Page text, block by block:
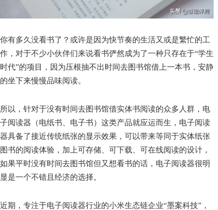
你有多久没看书了？或许是因为快节奏的生活又或是繁忙的工
作，对于不少小伙伴们来说看书俨然成为了一种只存在于“学生
时代”的项目，因为压根抽不出时间去图书馆借上一本书，安静
的坐下来慢慢品味阅读。
所以，针对于没有时间去图书馆借实体书阅读的众多人群，电
子阅读器（电纸书、电子书）这类产品就应运而生，电子阅读
器具备了接近传统纸张的显示效果，可以带来等同于实体纸张
图书的阅读体验，加上可存储、可下载、可在线阅读的设计，
如果平时没有时间去图书馆但又想看书的话，电子阅读器很明
显是一个不错且经济的选择。
近期，专注于电子阅读器行业的小米生态链企业“墨案科技”，